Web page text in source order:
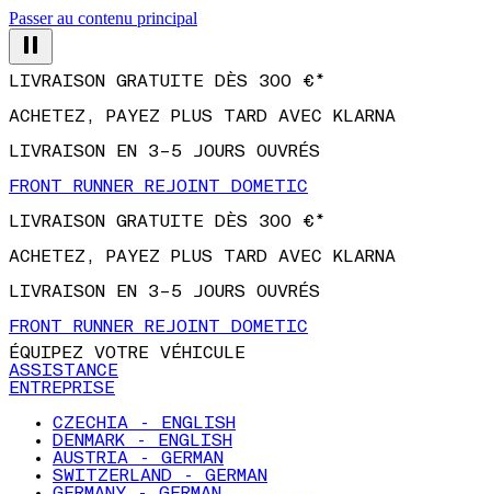
Passer au contenu principal
LIVRAISON GRATUITE DÈS 300 €*
ACHETEZ, PAYEZ PLUS TARD AVEC KLARNA
LIVRAISON EN 3–5 JOURS OUVRÉS
FRONT RUNNER REJOINT DOMETIC
LIVRAISON GRATUITE DÈS 300 €*
ACHETEZ, PAYEZ PLUS TARD AVEC KLARNA
LIVRAISON EN 3–5 JOURS OUVRÉS
FRONT RUNNER REJOINT DOMETIC
ÉQUIPEZ VOTRE VÉHICULE
ASSISTANCE
ENTREPRISE
CZECHIA - ENGLISH
DENMARK - ENGLISH
AUSTRIA - GERMAN
SWITZERLAND - GERMAN